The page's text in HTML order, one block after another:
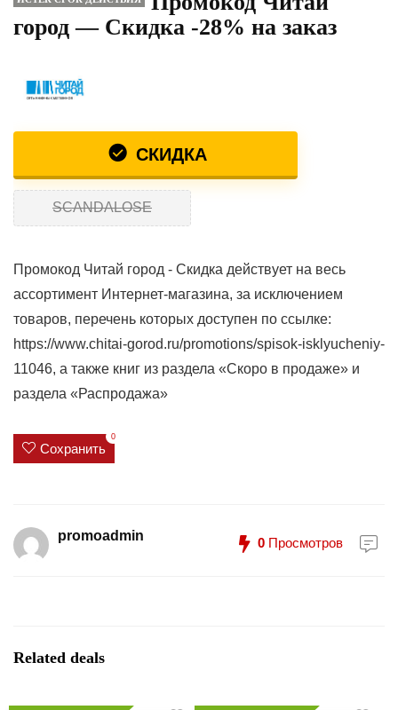
город — Скидка -28% на заказ
СКИДКА
SCANDALOSE
Промокод Читай город - Скидка действует на весь
ассортимент Интернет-магазина, за исключением
товаров, перечень которых доступен по ссылке:
https://www.chitai-gorod.ru/promotions/spisok-isklyucheniy-
11046, а также книг из раздела «Скоро в продаже» и
раздела «Распродажа»
Сохранить
0
promoadmin 0 Просмотров
Related deals